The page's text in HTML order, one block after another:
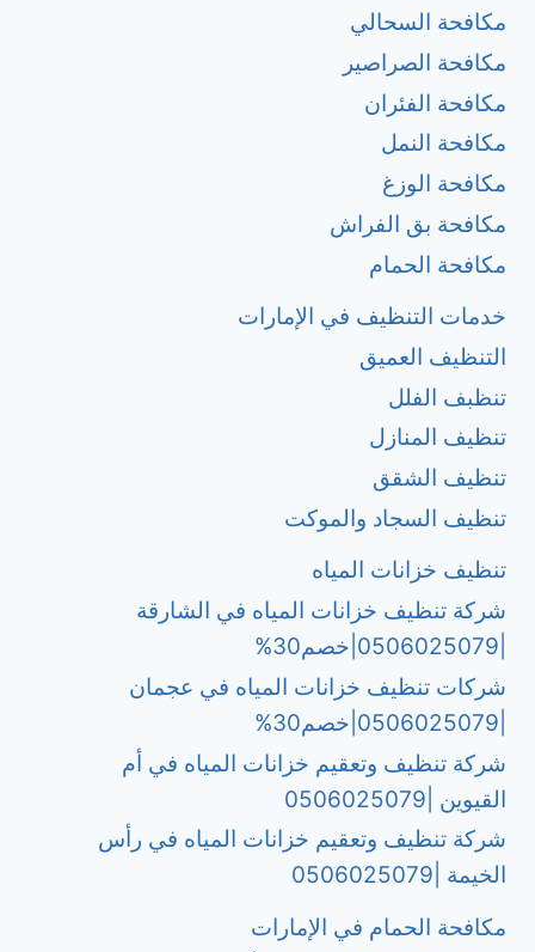
مكافحة السحالي
مكافحة الصراصير
مكافحة الفئران
مكافحة النمل
مكافحة الوزغ
مكافحة بق الفراش
مكافحة الحمام
خدمات التنظيف في الإمارات
التنظيف العميق
تنظبف الفلل
تنظيف المنازل
تنظيف الشقق
تنظيف السجاد والموكت
تنظيف خزانات المياه
شركة تنظيف خزانات المياه في الشارقة
شركات تنظيف خزانات المياه في عجمان
شركة تنظيف وتعقيم خزانات المياه في أم
القيوين |0506025079
شركة تنظيف وتعقيم خزانات المياه في رأس
الخيمة |0506025079
مكافحة الحمام في الإمارات